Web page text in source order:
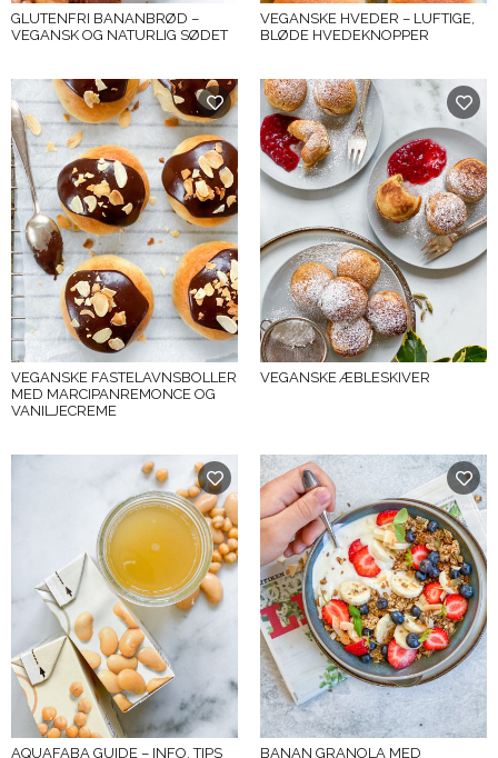
GLUTENFRI BANANBRØD –
VEGANSK OG NATURLIG SØDET
VEGANSKE HVEDER – LUFTIGE,
BLØDE HVEDEKNOPPER
VEGANSKE FASTELAVNSBOLLER
MED MARCIPANREMONCE OG
VANILJECREME
VEGANSKE ÆBLESKIVER
AQUAFABA GUIDE – INFO, TIPS
BANAN GRANOLA MED